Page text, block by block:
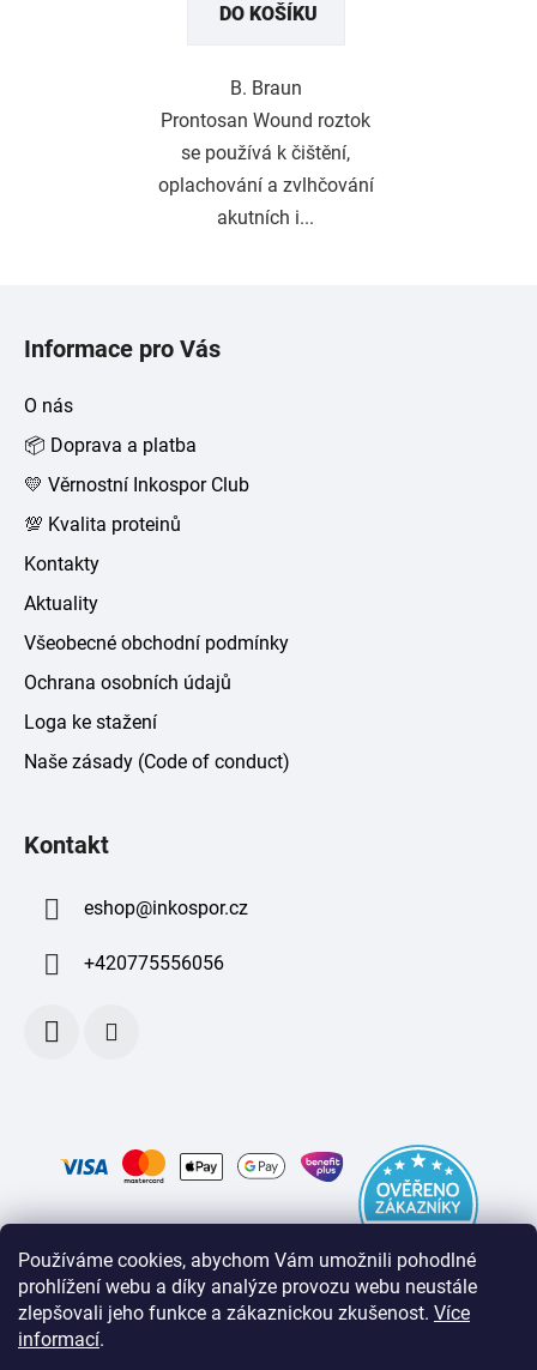
Používáme cookies, abychom Vám umožnili pohodlné
prohlížení webu a díky analýze provozu webu neustále
zlepšovali jeho funkce a zákaznickou zkušenost. Více
informací.
DO KOŠÍKU
B. Braun
Prontosan Wound roztok
se používá k čištění,
oplachování a zvlhčování
akutních i...
Informace pro Vás
O nás
📦 Doprava a platba
💛 Věrnostní Inkospor Club
💯 Kvalita proteinů
Kontakty
Aktuality
Všeobecné obchodní podmínky
Ochrana osobních údajů
Loga ke stažení
Naše zásady (Code of conduct)
Kontakt
eshop@inkospor.cz
+420775556056